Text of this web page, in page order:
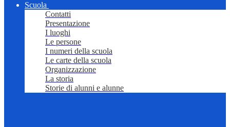
Scuola
Contatti
Presentazione
I luoghi
Le persone
I numeri della scuola
Le carte della scuola
Organizzazione
La storia
Storie di alunni e alunne